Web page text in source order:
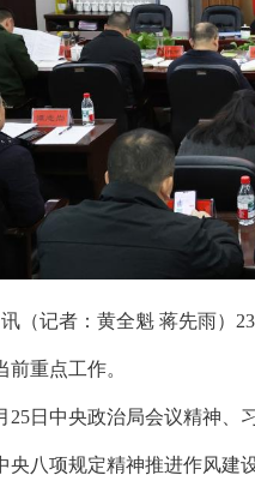
（记者：黄全魁 蒋先雨）
重点工作。
25日中央政治局会议精神
央八项规定精神推进作风